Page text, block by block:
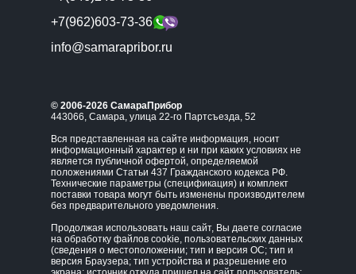
+7(962)603-73-36
info@samarapribor.ru
© 2006-2026 СамараПрибор
443066, Самара, улица 22-го Партсъезда, 52
Вся представленная на сайте информация, носит
информационный характер и ни при каких условиях не
является публичной офертой, определяемой
положениями Статьи 437 Гражданского кодекса РФ.
Технические параметры (спецификация) и комплект
поставки товара могут быть изменены производителем
без предварительного уведомления.
Продолжая использовать наш сайт, Вы даете согласие
на обработку файлов cookie, пользовательских данных
(сведения о местоположении; тип и версия ОС; тип и
версия Браузера; тип устройства и разрешение его